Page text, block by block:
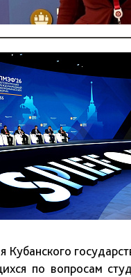
Кубанского
по вопросам